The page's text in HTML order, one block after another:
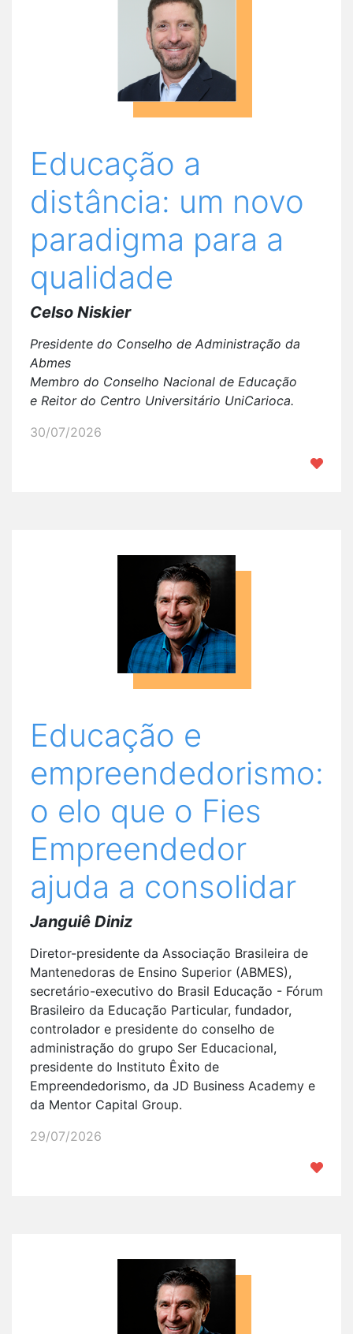
Educação a
distância: um novo
paradigma para a
qualidade
Celso Niskier
Presidente do Conselho de Administração da
Abmes
Membro do Conselho Nacional de Educação
e Reitor do Centro Universitário UniCarioca.
30/07/2026
Educação e
empreendedorismo:
o elo que o Fies
Empreendedor
ajuda a consolidar
Janguiê Diniz
Diretor-presidente da Associação Brasileira de
Mantenedoras de Ensino Superior (ABMES),
secretário-executivo do Brasil Educação - Fórum
Brasileiro da Educação Particular, fundador,
controlador e presidente do conselho de
administração do grupo Ser Educacional,
presidente do Instituto Êxito de
Empreendedorismo, da JD Business Academy e
da Mentor Capital Group.
29/07/2026